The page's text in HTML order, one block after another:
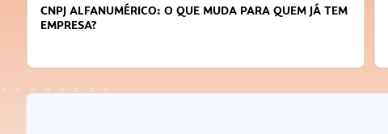
DICAS PARA OBTER CRÉDITO